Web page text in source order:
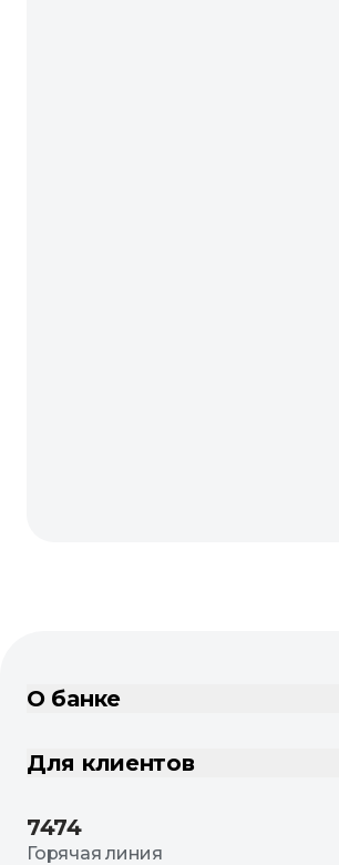
О банке
Для клиентов
7474
Горячая линия